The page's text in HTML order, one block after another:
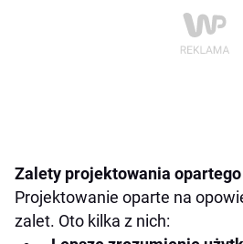
Zalety projektowania
Projektowanie oparte na
zalet. Oto kilka z nich: